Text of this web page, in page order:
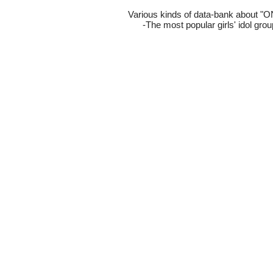
Various kinds of data-bank about
-The most popular girls' idol